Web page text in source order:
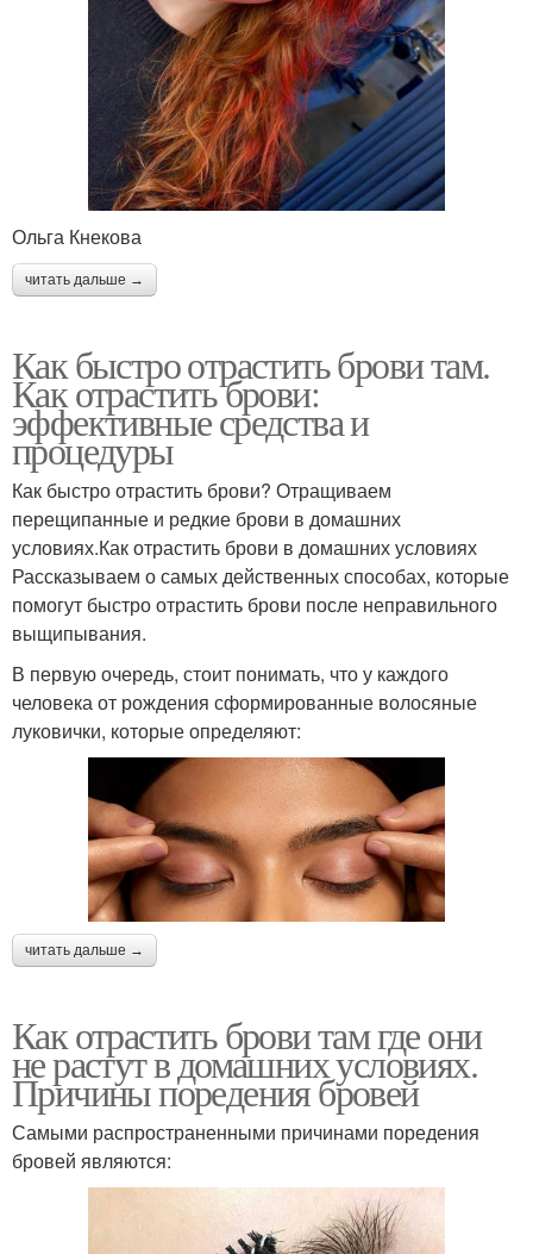
Ольга Кнекова
читать дальше →
Как быстро отрастить брови там.
Как отрастить брови:
эффективные средства и
процедуры
Как быстро отрастить брови? Отращиваем
перещипанные и редкие брови в домашних
условиях.Как отрастить брови в домашних условиях
Рассказываем о самых действенных способах, которые
помогут быстро отрастить брови после неправильного
выщипывания.
В первую очередь, стоит понимать, что у каждого
человека от рождения сформированные волосяные
луковички, которые определяют:
читать дальше →
Как отрастить брови там где они
не растут в домашних условиях.
Причины поредения бровей
Самыми распространенными причинами поредения
бровей являются: